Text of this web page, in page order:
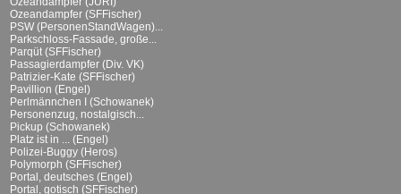
Ozeandampfer (SFFischer)
PSW (PersonenStandWagen)...
Parkschloss-Fassade, große...
Parqüt (SFFischer)
Passagierdampfer (Div. VK)
Patrizier-Kate (SFFischer)
Pavillion (Engel)
Perlmännchen I (Schowanek)
Personenzug, nostalgisch...
Pickup (Schowanek)
Platz ist in ... (Engel)
Polizei-Buggy (Heros)
Polymorph (SFFischer)
Portal, deutsches (Engel)
Portal, gotisch (SFFischer)